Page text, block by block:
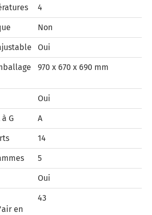
4
Non
Oui
970 x 670 x 690 mm
Oui
G A
14
5
Oui
en
43